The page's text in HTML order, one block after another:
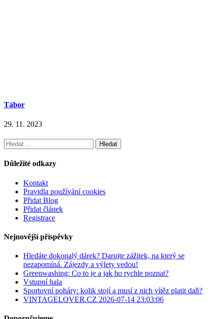
Tábor
29. 11. 2023
Vyhledávání
Důležité odkazy
Kontakt
Pravidla používání cookies
Přidat Blog
Přidat článek
Registrace
Nejnovější příspěvky
Hledáte dokonalý dárek? Darujte zážitek, na který se
nezapomíná. Zájezdy a výlety vedou!
Greenwashing: Co to je a jak ho rychle poznat?
Vstupní hala
Sportovní poháry: kolik stojí a musí z nich vítěz platit daň?
VINTAGELOVER.CZ 2026-07-14 23:03:06